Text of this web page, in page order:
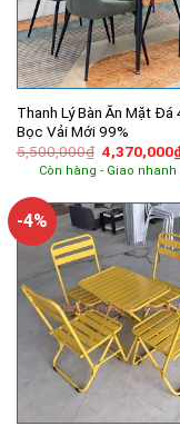
Thanh Lý Bàn Ăn Mặt Đá
Bọc Vải Mới 99%
5,500,000₫ Giá
gốc
là:
4,370,000
Còn hàng - Giao nhanh
-4%